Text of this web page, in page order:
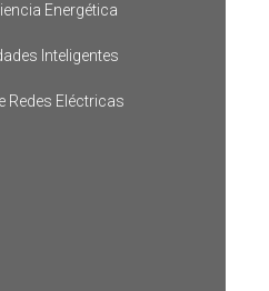
Energética
Inteligentes
Redes Eléctricas